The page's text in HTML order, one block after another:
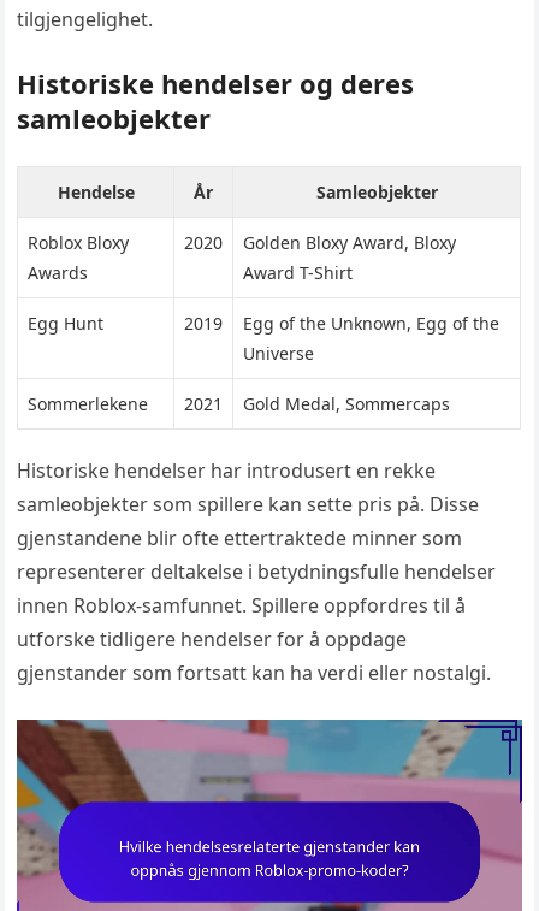
tilgjengelighet.
Historiske hendelser og deres
samleobjekter
Hendelse År Samleobjekter
Roblox Bloxy
Awards
2020
Golden Bloxy Award, Bloxy
Award T-Shirt
Egg Hunt 2019
Egg of the Unknown, Egg of the
Universe
Sommerlekene 2021 Gold Medal, Sommercaps
Historiske hendelser har introdusert en rekke
samleobjekter som spillere kan sette pris på. Disse
gjenstandene blir ofte ettertraktede minner som
representerer deltakelse i betydningsfulle hendelser
innen Roblox-samfunnet. Spillere oppfordres til å
utforske tidligere hendelser for å oppdage
gjenstander som fortsatt kan ha verdi eller nostalgi.